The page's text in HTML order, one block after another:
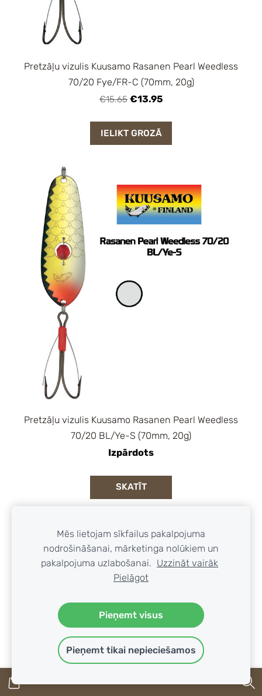
Pretzāļu vizulis Kuusamo Rasanen Pearl Weedless
70/20 Fye/FR-C (70mm, 20g)
€15.65 €13.95
IELIKT GROZĀ
Pretzāļu vizulis Kuusamo Rasanen Pearl Weedless
70/20 BL/Ye-S (70mm, 20g)
Izpārdots
SKATĪT
Mēs lietojam sīkfailus pakalpojuma
nodrošināšanai, mārketinga nolūkiem un
pakalpojuma uzlabošanai. Uzzināt vairāk
Pielāgot
Pieņemt visus
Pieņemt tikai nepieciešamos